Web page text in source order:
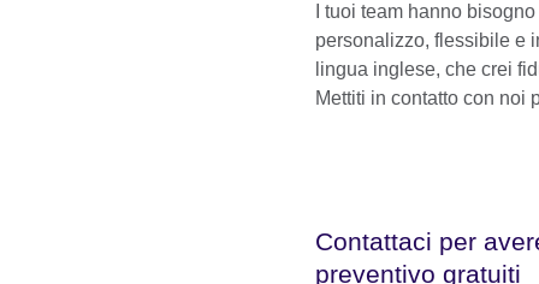
I tuoi team hanno
personalizzo, flessibile e
lingua inglese, che crei
Mettiti in contatto con noi
Contattaci per
preventivo gratuiti